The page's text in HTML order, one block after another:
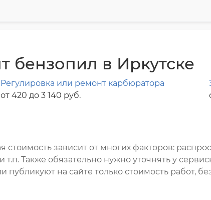
бензопил в Иркутске
Регулировка или ремонт карбюратора
от 420 до 3 140 pyб.
зависит от многих факторов:
Также обязательно нужно уточнять у
на сайте только стоимость работ,